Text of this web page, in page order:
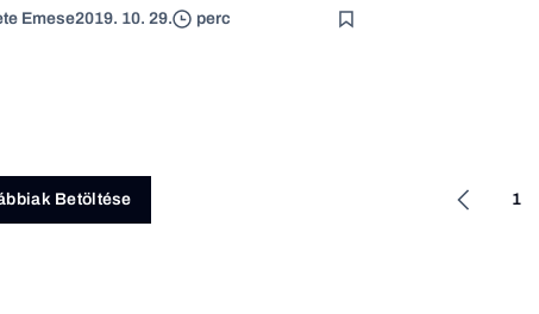
Emese2019. 10. 29. perc
Betöltése 1